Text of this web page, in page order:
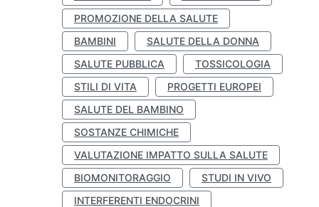
PROMOZIONE DELLA SALUTE
BAMBINI
SALUTE DELLA DONNA
SALUTE PUBBLICA
TOSSICOLOGIA
STILI DI VITA
PROGETTI EUROPEI
SALUTE DEL BAMBINO
SOSTANZE CHIMICHE
VALUTAZIONE IMPATTO SULLA SALUTE
BIOMONITORAGGIO
STUDI IN VIVO
INTERFERENTI ENDOCRINI